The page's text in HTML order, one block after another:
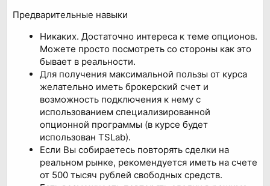
Предварительные навыки
Никаких. Достаточно интереса к теме опционов.
Можете просто посмотреть со стороны как это
бывает в реальности.
Для получения максимальной пользы от курса
желательно иметь брокерский счет и
возможность подключения к нему с
использованием специализированной
опционной программы (в курсе будет
использован TSLab).
Если Вы собираетесь повторять сделки на
реальном рынке, рекомендуется иметь на счете
от 500 тысяч рублей свободных средств.